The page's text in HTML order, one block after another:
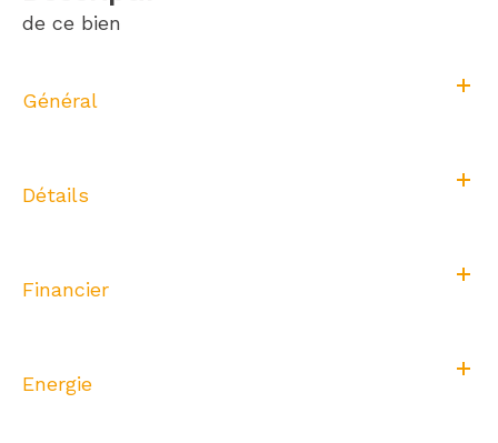
de ce bien
Général
Détails
Financier
Energie